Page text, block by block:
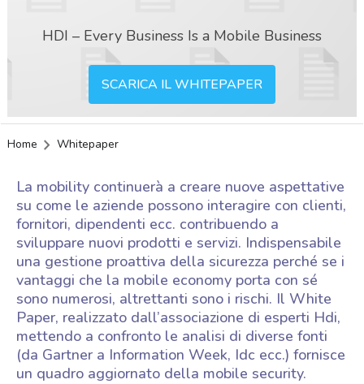
HDI – Every Business Is a Mobile Business
SCARICA IL WHITEPAPER
Home Whitepaper
La mobility continuerà a creare nuove aspettative
su come le aziende possono interagire con clienti,
fornitori, dipendenti ecc. contribuendo a
sviluppare nuovi prodotti e servizi. Indispensabile
una gestione proattiva della sicurezza perché se i
vantaggi che la mobile economy porta con sé
sono numerosi, altrettanti sono i rischi. Il White
Paper, realizzato dall’associazione di esperti Hdi,
mettendo a confronto le analisi di diverse fonti
(da Gartner a Information Week, Idc ecc.) fornisce
un quadro aggiornato della mobile security.